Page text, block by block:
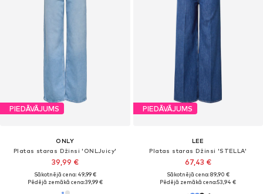
PIEDĀVĀJUMS
ONLY
Platas staras Džinsi 'ONLJuicy'
39,99 €
Sākotnējā cena: 49,99 €
Pēdējā zemākā cena:39,99 €
PIEDĀVĀJUMS
LEE
Platas staras Džinsi 'STELLA'
67,43 €
Sākotnējā cena: 89,90 €
Pēdējā zemākā cena:53,94 €